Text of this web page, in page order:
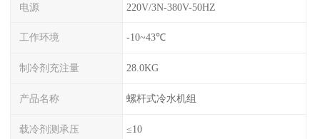
电源 220V/3N-380V-50HZ
工作环境 -10~43℃
制冷剂充注量 28.0KG
产品名称 螺杆式冷水机组
载冷剂测承压 ≤10